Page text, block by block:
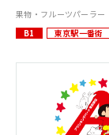
果物・フルーツパーラー
B1
東京駅一番街